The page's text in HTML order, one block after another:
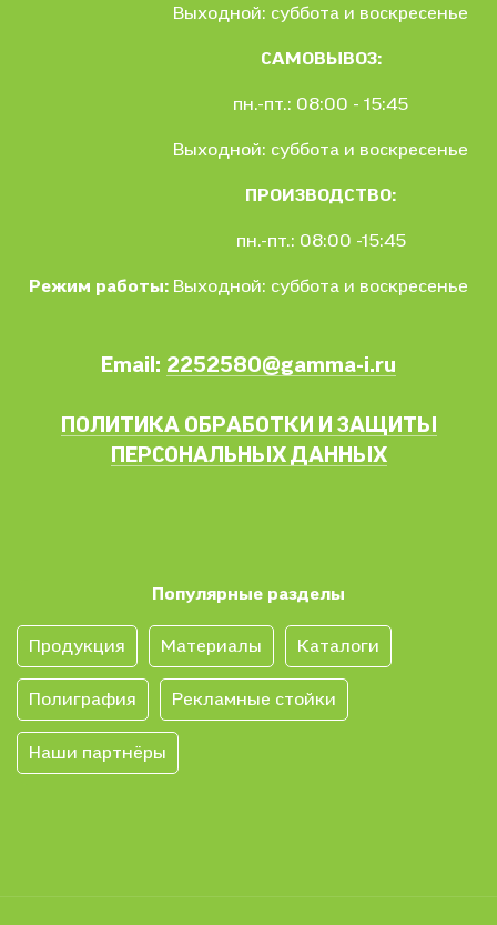
Режим работы:
Выходной: суббота и воскресенье
САМОВЫВОЗ:
пн.-пт.: 08:00 - 15:45
Выходной: суббота и воскресенье
ПРОИЗВОДСТВО:
пн.-пт.: 08:00 -15:45
Выходной: суббота и воскресенье
Email: 2252580@gamma-i.ru
ПОЛИТИКА ОБРАБОТКИ И ЗАЩИТЫ
ПЕРСОНАЛЬНЫХ ДАННЫХ
Популярные разделы
Продукция Материалы Каталоги
Полиграфия Рекламные стойки
Наши партнёры